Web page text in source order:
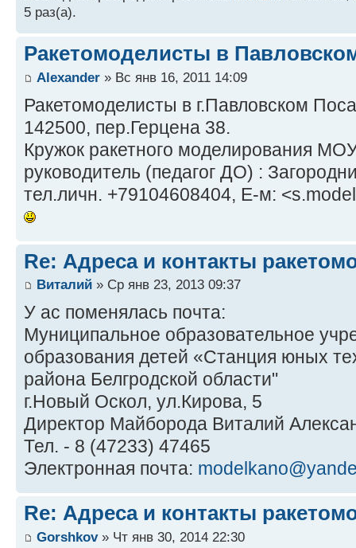
5 раз(а).
Ракетомоделисты в
Alexander » Вс янв 16, 2011 14:09
Ракетомоделисты в г.Павловском
142500, пер.Герцена 38.
Кружок ракетного моделирования
руководитель (педагог ДО) :
тел.личн. +79104608404, Е-м:
Re: Адреса и контакты
Виталий » Ср янв 23, 2013 09:37
У ас поменялась почта:
Муниципальное образовательное
образования детей «Станция юных
района Белгродской области"
г.Новый Оскол, ул.Кирова, 5
Директор Майборода Виталий
Тел. - 8 (47233) 47465
Электронная почта:
Re: Адреса и контакты
Gorshkov» Чт янв 30, 2014 22:30